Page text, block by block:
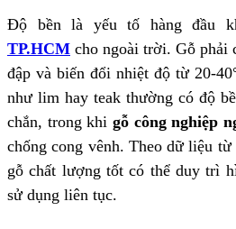
Độ bền là yếu tố hàng đầu
TP.HCM cho ngoài trời. Gỗ phải
đập và biến đổi nhiệt độ từ 20-
như lim hay teak thường có độ
chắn, trong khi gỗ công nghiệp
chống cong vênh. Theo dữ liệu
gỗ chất lượng tốt có thể duy trì
sử dụng liên tục.